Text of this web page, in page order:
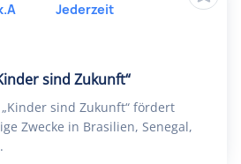
sind Zukunft“
„Kinder sind Zukunft“ fördert
Zwecke in Brasilien, Senegal,
Jederzeit